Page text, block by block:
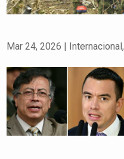
Mar 24, 2026 | Internacional,